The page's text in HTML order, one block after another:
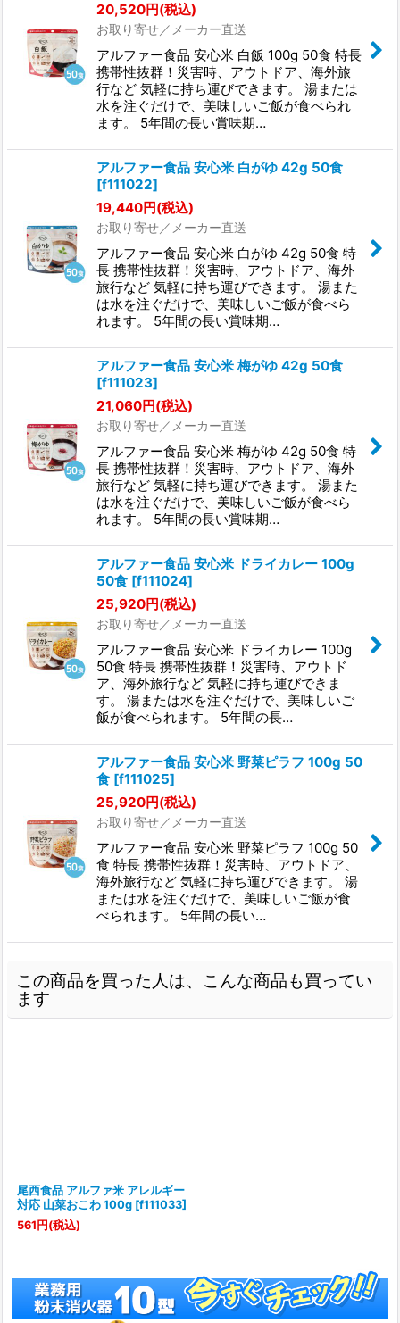
20,520円(税込)
お取り寄せ／メーカー直送
アルファー食品 安心米 白飯 100g 50食 特長
携帯性抜群！災害時、アウトドア、海外旅
行など 気軽に持ち運びできます。 湯または
水を注ぐだけで、美味しいご飯が食べられ
ます。 5年間の長い賞味期…
アルファー食品 安心米 白がゆ 42g 50食
[f111022]
19,440円(税込)
お取り寄せ／メーカー直送
アルファー食品 安心米 白がゆ 42g 50食 特
長 携帯性抜群！災害時、アウトドア、海外
旅行など 気軽に持ち運びできます。 湯また
は水を注ぐだけで、美味しいご飯が食べら
れます。 5年間の長い賞味期…
アルファー食品 安心米 梅がゆ 42g 50食
[f111023]
21,060円(税込)
お取り寄せ／メーカー直送
アルファー食品 安心米 梅がゆ 42g 50食 特
長 携帯性抜群！災害時、アウトドア、海外
旅行など 気軽に持ち運びできます。 湯また
は水を注ぐだけで、美味しいご飯が食べら
れます。 5年間の長い賞味期…
アルファー食品 安心米 ドライカレー 100g
50食 [f111024]
25,920円(税込)
お取り寄せ／メーカー直送
アルファー食品 安心米 ドライカレー 100g
50食 特長 携帯性抜群！災害時、アウトド
ア、海外旅行など 気軽に持ち運びできま
す。 湯または水を注ぐだけで、美味しいご
飯が食べられます。 5年間の長…
アルファー食品 安心米 野菜ピラフ 100g 50
食 [f111025]
25,920円(税込)
お取り寄せ／メーカー直送
アルファー食品 安心米 野菜ピラフ 100g 50
食 特長 携帯性抜群！災害時、アウトドア、
海外旅行など 気軽に持ち運びできます。 湯
または水を注ぐだけで、美味しいご飯が食
べられます。 5年間の長い…
この商品を買った人は、こんな商品も買ってい
ます
尾西食品 アルファ米 アレルギー
対応 山菜おこわ 100g [f111033]
561 円 (税込)